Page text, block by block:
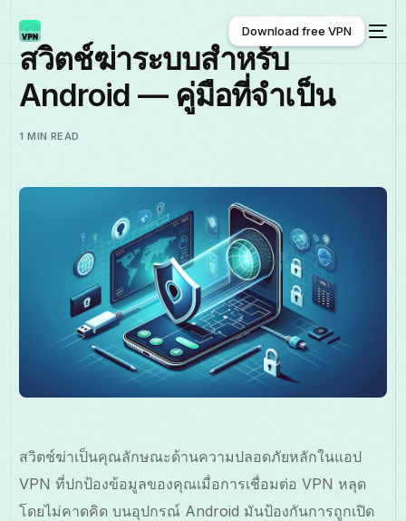
ไทย
Download free VPN
Download free VPN
สวิตช์ฆ่าระบบสำหรับ
Android — คู่มือที่จำเป็น
1 MIN READ
สวิตช์ฆ่าเป็นคุณลักษณะด้านความปลอดภัยหลักในแอป
VPN ที่ปกป้องข้อมูลของคุณเมื่อการเชื่อมต่อ VPN หลุด
โดยไม่คาดคิด บนอุปกรณ์ Android มันป้องกันการถูกเปิด